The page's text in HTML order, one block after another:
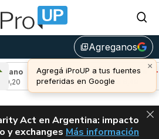
library_addAgreganos
×
Agregá iProUP a tus fuentes
preferidas en Google
(-1,52%)
Avalanche (-
u$s 6,49
ALERTA
Act en Argentina: impacto
y exchanges CLARITY ACT EN
Más información